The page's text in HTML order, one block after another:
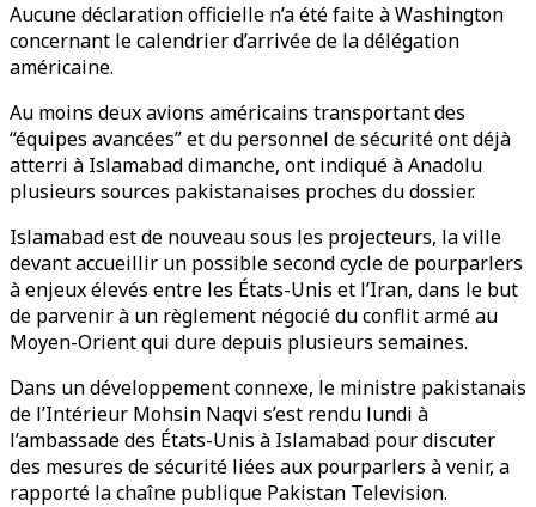
Aucune déclaration officielle n’a été faite à Washington
concernant le calendrier d’arrivée de la délégation
américaine.
Au moins deux avions américains transportant des
“équipes avancées” et du personnel de sécurité ont déjà
atterri à Islamabad dimanche, ont indiqué à Anadolu
plusieurs sources pakistanaises proches du dossier.
Islamabad est de nouveau sous les projecteurs, la ville
devant accueillir un possible second cycle de pourparlers
à enjeux élevés entre les États-Unis et l’Iran, dans le but
de parvenir à un règlement négocié du conflit armé au
Moyen-Orient qui dure depuis plusieurs semaines.
Dans un développement connexe, le ministre pakistanais
de l’Intérieur Mohsin Naqvi s’est rendu lundi à
l’ambassade des États-Unis à Islamabad pour discuter
des mesures de sécurité liées aux pourparlers à venir, a
rapporté la chaîne publique Pakistan Television.